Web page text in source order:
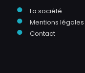
● La société
● Mentions légales
● Contact